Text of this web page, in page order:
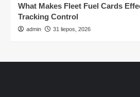
What Makes Fleet Fuel Cards
Tracking Control
admin 31 liepos, 2026